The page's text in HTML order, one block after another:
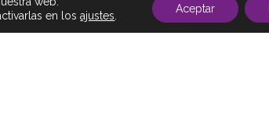
en losajustes
Aceptar